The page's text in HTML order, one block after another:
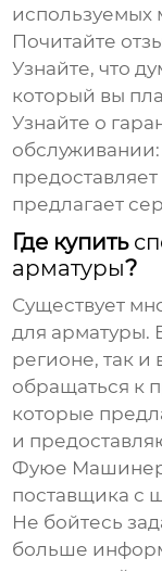
используемых
Почитайте
Узнайте, что
который вы
Узнайте о
обслуживании:
предлагает
Где купить
арматуры?
Существует
для арматуры.
регионе, так и
обращаться к
которые
и
Фуюе
поставщика с
Не бойтесь
больше